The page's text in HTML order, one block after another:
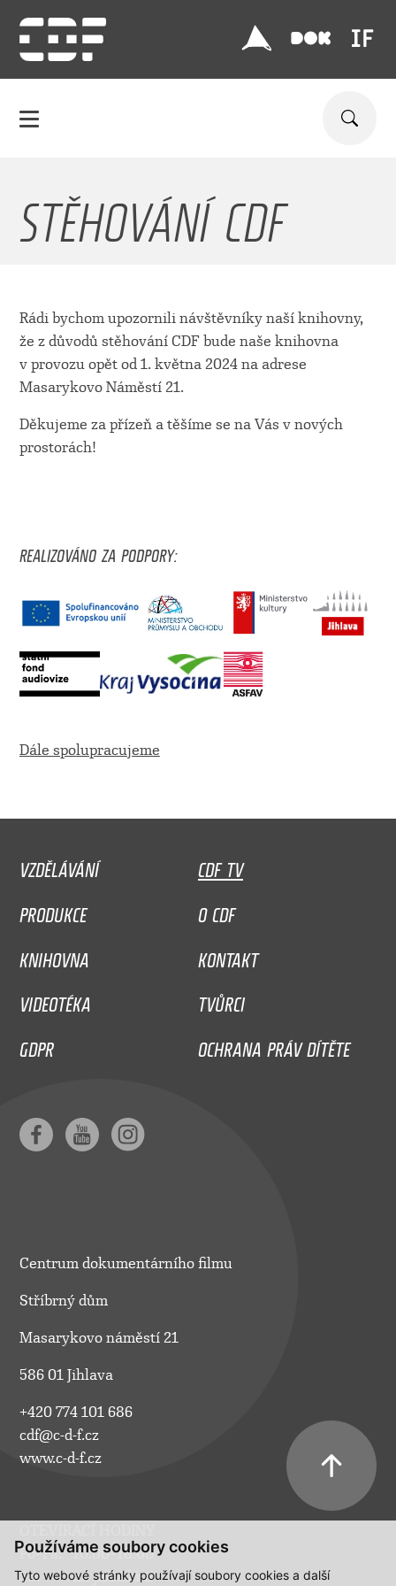
Používáme soubory cookies
Tyto webové stránky používají soubory cookies a další
STĚHOVÁNÍ CDF
Rádi bychom upozornili návštěvníky naší knihovny,
že z důvodů stěhování CDF bude naše knihovna
v provozu opět od 1. května 2024 na adrese
Masarykovo Náměstí 21.
Děkujeme za přízeň a těšíme se na Vás v nových
prostorách!
REALIZOVÁNO ZA PODPORY:
Dále spolupracujeme
VZDĚLÁVÁNÍ
CDF TV
PRODUKCE
O CDF
KNIHOVNA
KONTAKT
VIDEOTÉKA
TVŮRCI
GDPR
OCHRANA PRÁV DÍTĚTE
Centrum dokumentárního filmu
Stříbrný dům
Masarykovo náměstí 21
586 01 Jihlava
+420 774 101 686
cdf@c-d-f.cz
www.c-d-f.cz
Po–Pá:
10.00–18.00
So:
na požádání